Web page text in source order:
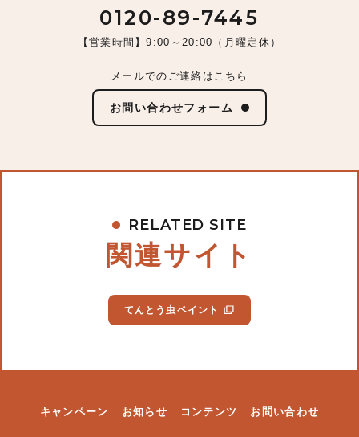
0120-89-7445
【営業時間】9:00～20:00（月曜定休）
メールでのご連絡はこちら
お問い合わせフォーム
RELATED SITE
関連サイト
てんとう虫ペイント
キャンペーン お知らせ コンテンツ お問い合わせ